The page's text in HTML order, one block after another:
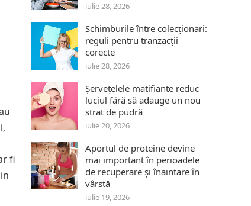
fi
iulie 28, 2026
Schimburile între colecționari:
reguli pentru tranzacții
corecte
iulie 28, 2026
Șervețelele matifiante reduc
luciul fără să adauge un nou
strat de pudră
iulie 20, 2026
Aportul de proteine devine
mai important în perioadele
de recuperare și înaintare în
vârstă
iulie 19, 2026